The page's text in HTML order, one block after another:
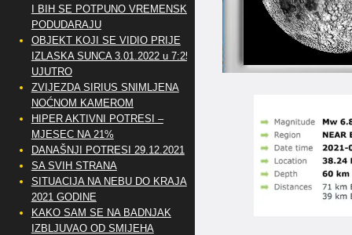
I BIH SE POTPUNO VREMENSKI
PODUDARAJU
OBJEKT KOJI SE VIDIO PRIJE
IZLASKA SUNCA 3.01.2022 u 7:25
UJUTRO
ZVIJEZDA SIRIUS SNIMLJENA
NOĆNOM KAMEROM
HIPER AKTIVNI POTRESI –
MJESEC NA 21%
DANAŠNJI POTRESI 29.12.2021
SA SVIH STRANA
SITUACIJA NA NEBU DO KRAJA
2021 GODINE
KAKO SAM SE NA BADNJAK
IZBLJUVAO OD SMIJEHA